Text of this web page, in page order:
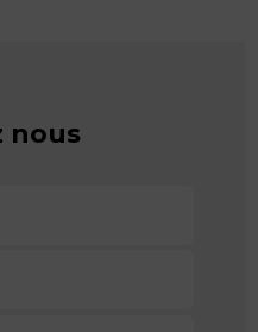
nous